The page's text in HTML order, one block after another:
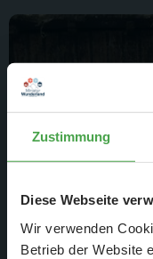
Zustimmung
Diese Webseite
Wir verwenden
Betrieb der Website